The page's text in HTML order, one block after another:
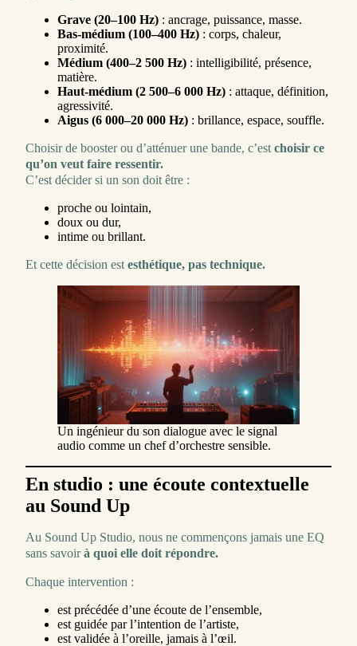
Grave (20–100 Hz) : ancrage, puissance, masse.
Bas-médium (100–400 Hz) : corps, chaleur,
proximité.
Médium (400–2 500 Hz) : intelligibilité, présence,
matière.
Haut-médium (2 500–6 000 Hz) : attaque, définition,
agressivité.
Aigus (6 000–20 000 Hz) : brillance, espace, souffle.
Choisir de booster ou d’atténuer une bande, c’est choisir ce
qu’on veut faire ressentir.
C’est décider si un son doit être :
proche ou lointain,
doux ou dur,
intime ou brillant.
Et cette décision est esthétique, pas technique.
Un ingénieur du son dialogue avec le signal
audio comme un chef d’orchestre sensible.
En studio : une écoute contextuelle
au Sound Up
Au Sound Up Studio, nous ne commençons jamais une EQ
sans savoirà quoi elle doit répondre.
Chaque intervention :
est précédée d’une écoute de l’ensemble,
est guidée par l’intention de l’artiste,
est validée à l’oreille, jamais à l’œil.